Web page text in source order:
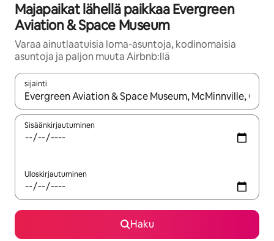
Majapaikat lähellä paikkaa Evergreen
Aviation & Space Museum
Varaa ainutlaatuisia loma-asuntoja, kodinomaisia
asuntoja ja paljon muuta Airbnb:llä
sijainti
Kun tulokset ovat saatavilla, navigoi ylös- ja alas-
Sisäänkirjautuminen
Uloskirjautuminen
Haku